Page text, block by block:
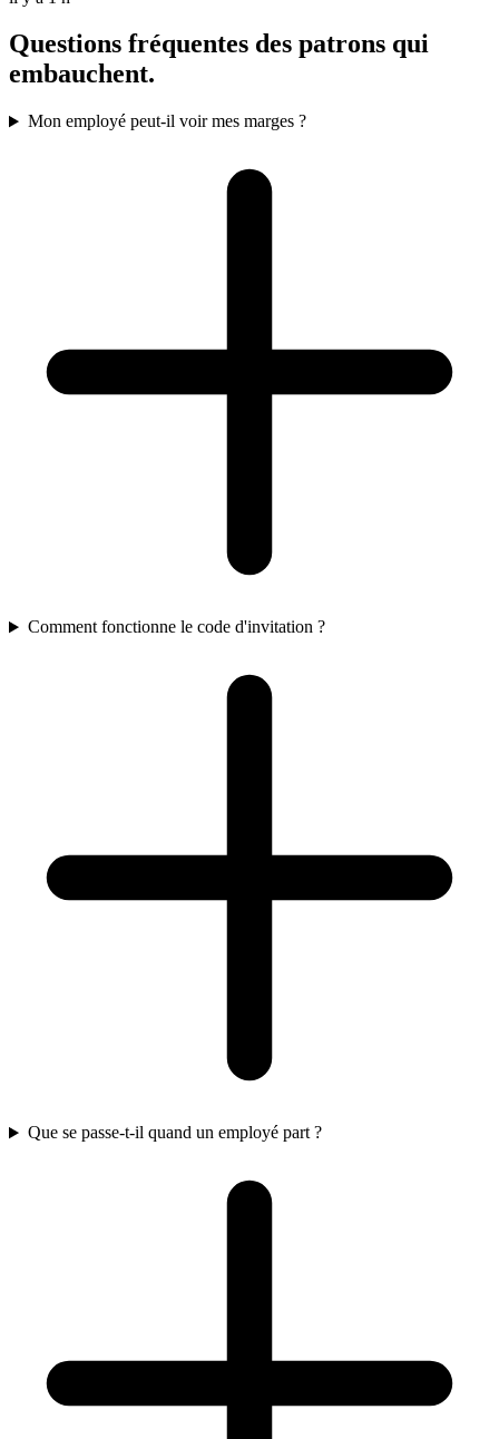
Questions fréquentes des patrons qui
embauchent.
Mon employé peut-il voir mes marges ?
Comment fonctionne le code d'invitation ?
Que se passe-t-il quand un employé part ?